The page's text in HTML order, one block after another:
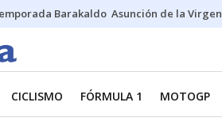
Barakaldo Asunción de la Virgen
CICLISMO FÓRMULA 1 MOTOGP